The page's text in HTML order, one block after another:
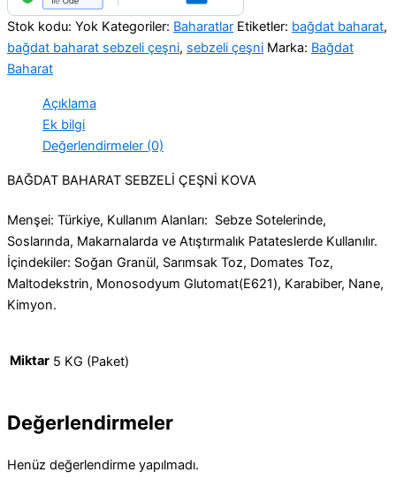
Stok kodu: Yok Kategoriler: Baharatlar Etiketler: bağdat baharat,
bağdat baharat sebzeli çeşni, sebzeli çeşni Marka: Bağdat
Baharat
Açıklama
Ek bilgi
Değerlendirmeler (0)
BAĞDAT BAHARAT SEBZELİ ÇEŞNİ KOVA
Menşei: Türkiye, Kullanım Alanları: Sebze Sotelerinde,
Soslarında, Makarnalarda ve Atıştırmalık Patateslerde Kullanılır.
İçindekiler: Soğan Granül, Sarımsak Toz, Domates Toz,
Maltodekstrin, Monosodyum Glutomat(E621), Karabiber, Nane,
Kimyon.
Miktar 5 KG (Paket)
Değerlendirmeler
Henüz değerlendirme yapılmadı.